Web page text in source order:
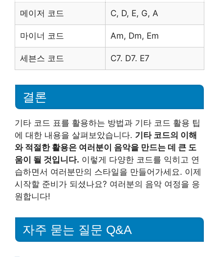
메이저 코드 C, D, E, G, A
마이너 코드 Am, Dm, Em
세븐스 코드 C7. D7. E7
결론
기타 코드 표를 활용하는 방법과 기타 코드 활용 팁
에 대한 내용을 살펴보았습니다. 기타 코드의 이해
와 적절한 활용은 여러분이 음악을 만드는 데 큰 도
움이 될 것입니다. 이렇게 다양한 코드를 익히고 연
습하면서 여러분만의 스타일을 만들어가세요. 이제
시작할 준비가 되셨나요? 여러분의 음악 여정을 응
원합니다!
자주 묻는 질문 Q&A